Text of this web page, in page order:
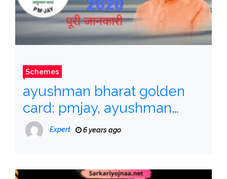
Schemes
ayushman bharat golden
card: pmjay, ayushman
bharat, csc pmjay,
Download Card, PM Jan
Expert 6 years ago